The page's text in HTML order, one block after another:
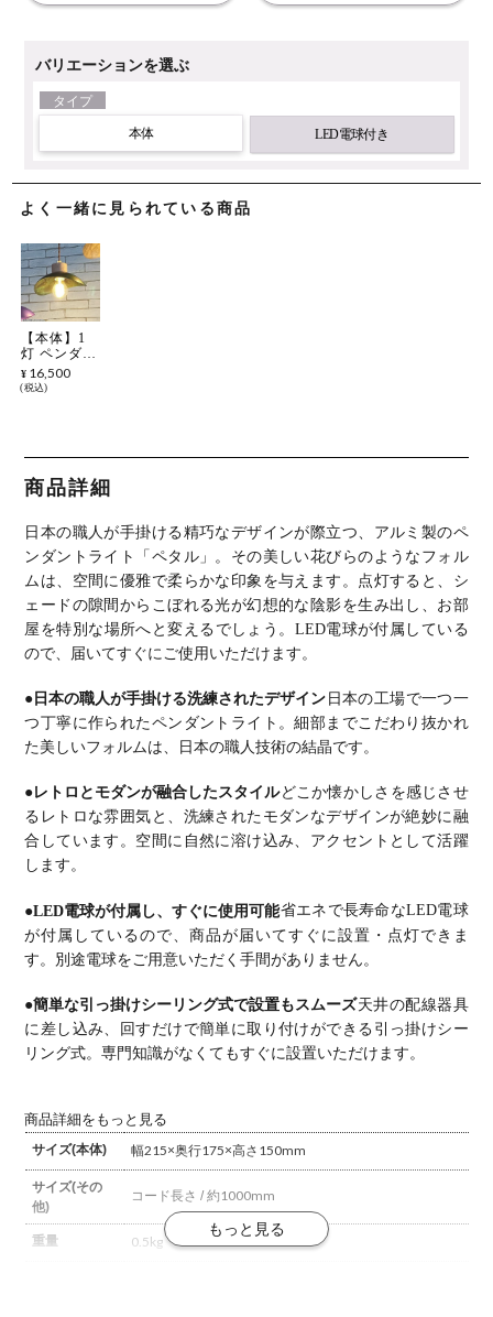
よく一緒に見られている商品
【本体】1
灯 ペンダン
トライト 日
本製 ペタル
ルミ LED対
応 天井照明
おしゃれ シ
ロ リビング
ダイニング
¥ 16,500
税込
商品詳細
日本の職人が手掛ける精巧なデザインが際立つ、アルミ製のペ
ンダントライト「ペタル」。 その美しい花びらのようなフォル
ムは、空間に優雅で柔らかな印象を与えます。
点灯すると、シ
ェードの隙間からこぼれる光が幻想的な陰影を生み出し、お部
屋を特別な場所へと変えるでしょう。 LED電球が付属している
ので、届いてすぐにご使用いただけます。
●日本の職人が手掛ける洗練されたデザイン 日本の工場で一つ一
つ丁寧に作られたペンダントライト。細部までこだわり抜かれ
た美しいフォルムは、日本の職人技術の結晶です。
●レトロとモダンが融合したスタイルどこか懐かしさを感じさせ
るレトロな雰囲気と、洗練されたモダンなデザインが絶妙に融
合しています。空間に自然に溶け込み、アクセントとして活躍
します。
●LED電球が付属し、すぐに使用可能省エネで長寿命なLED電球
が付属しているので、商品が届いてすぐに設置・点灯できま
す。別途電球をご用意いただく手間がありません。
●簡単な引っ掛けシーリング式で設置もスムーズ天井の配線器具
に差し込み、回すだけで簡単に取り付けができる引っ掛けシー
リング式。専門知識がなくてもすぐに設置いただけます。
商品詳細をもっと見る
サイズ(本体)
幅215×奥行175×高さ150mm
サイズ(その
他)
コード長さ / 約1000mm
重量 0.5kg
バリエーションを選ぶ
タイプ
本体 LED電球付き